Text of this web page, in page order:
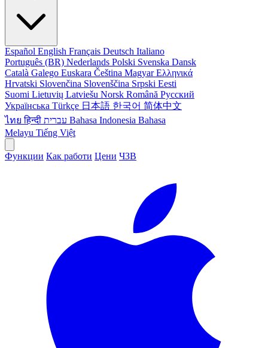
Español English Français Deutsch Italiano
Português (BR) Nederlands Polski Svenska Dansk
Català Galego Euskara Čeština MagyarΕλληνικά
Hrvatski Slovenčina Slovenščina Srpski Eesti
Suomi Lietuvių Latviešu Norsk Română Русский
Українська Türkçe 日本語 한국어 简体中文
ไทยहिन्दी Bahasa Indonesia Bahasa
Melayu Tiếng Việt
Функции Как работи Цени ЧЗВ